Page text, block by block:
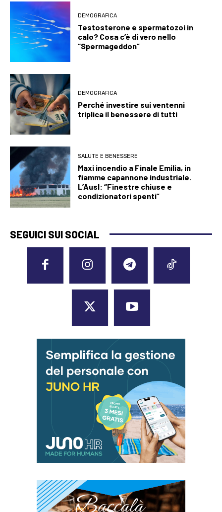
DEMOGRAFICA
Testosterone e spermatozoi in
calo? Cosa c’è di vero nello
“Spermageddon”
DEMOGRAFICA
Perché investire sui ventenni
triplica il benessere di tutti
SALUTE E BENESSERE
Maxi incendio a Finale Emilia, in
fiamme capannone industriale.
L’Ausl: “Finestre chiuse e
condizionatori spenti”
SEGUICI SUI SOCIAL